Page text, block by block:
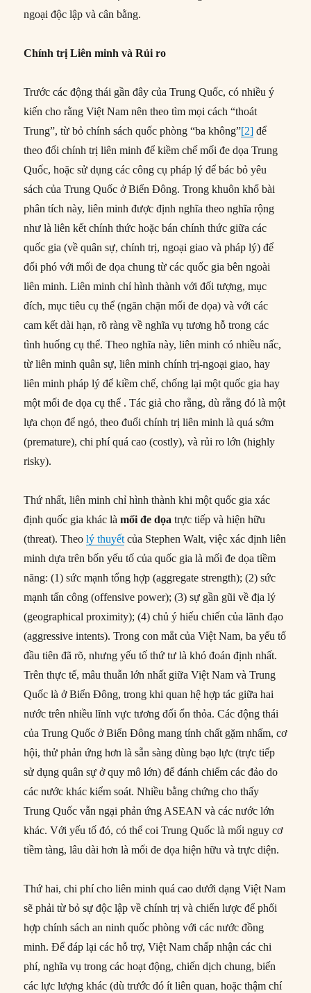
ngoại độc lập và cân bằng.
Chính trị Liên minh và Rủi ro
Trước các động thái gần đây của Trung Quốc, có nhiều ý
kiến cho rằng Việt Nam nên theo tìm mọi cách “thoát
Trung”, từ bỏ chính sách quốc phòng “ba không”[2] để
theo đổi chính trị liên minh để kiềm chế mối đe dọa Trung
Quốc, hoặc sử dụng các công cụ pháp lý để bác bỏ yêu
sách của Trung Quốc ở Biển Đông. Trong khuôn khổ bài
phân tích này, liên minh được định nghĩa theo nghĩa rộng
như là liên kết chính thức hoặc bán chính thức giữa các
quốc gia (về quân sự, chính trị, ngoại giao và pháp lý) để
đối phó với mối đe dọa chung từ các quốc gia bên ngoài
liên minh. Liên minh chỉ hình thành với đối tượng, mục
đích, mục tiêu cụ thể (ngăn chặn mối đe dọa) và với các
cam kết dài hạn, rõ ràng về nghĩa vụ tương hỗ trong các
tình huống cụ thể. Theo nghĩa này, liên minh có nhiều nấc,
từ liên minh quân sự, liên minh chính trị-ngoại giao, hay
liên minh pháp lý để kiềm chế, chống lại một quốc gia hay
một mối đe dọa cụ thể . Tác giả cho rằng, dù rằng đó là một
lựa chọn để ngỏ, theo đuổi chính trị liên minh là quá sớm
(premature), chi phí quá cao (costly), và rủi ro lớn (highly
risky).
Thứ nhất, liên minh chỉ hình thành khi một quốc gia xác
định quốc gia khác làmối đe dọa trực tiếp và hiện hữu
(threat). Theolý thuyết của Stephen Walt, việc xác định liên
minh dựa trên bốn yếu tố của quốc gia là mối đe dọa tiềm
năng: (1) sức mạnh tổng hợp (aggregate strength); (2) sức
mạnh tấn công (offensive power); (3) sự gần gũi về địa lý
(geographical proximity); (4) chủ ý hiếu chiến của lãnh đạo
(aggressive intents). Trong con mắt của Việt Nam, ba yếu tố
đầu tiên đã rõ, nhưng yếu tố thứ tư là khó đoán định nhất.
Trên thực tế, mâu thuẫn lớn nhất giữa Việt Nam và Trung
Quốc là ở Biển Đông, trong khi quan hệ hợp tác giữa hai
nước trên nhiều lĩnh vực tương đối ổn thỏa. Các động thái
của Trung Quốc ở Biển Đông mang tính chất gặm nhấm, cơ
hội, thử phản ứng hơn là sẵn sàng dùng bạo lực (trực tiếp
sử dụng quân sự ở quy mô lớn) để đánh chiếm các đảo do
các nước khác kiểm soát. Nhiều bằng chứng cho thấy
Trung Quốc vẫn ngại phản ứng ASEAN và các nước lớn
khác. Với yếu tố đó, có thể coi Trung Quốc là mối nguy cơ
tiềm tàng, lâu dài hơn là mối đe dọa hiện hữu và trực diện.
Thứ hai, chi phí cho liên minh quá cao dưới dạng Việt Nam
sẽ phải từ bỏ sự độc lập về chính trị và chiến lược để phối
hợp chính sách an ninh quốc phòng với các nước đồng
minh. Để đáp lại các hỗ trợ, Việt Nam chấp nhận các chi
phí, nghĩa vụ trong các hoạt động, chiến dịch chung, biến
các lực lượng khác (dù trước đó ít liên quan, hoặc thậm chí